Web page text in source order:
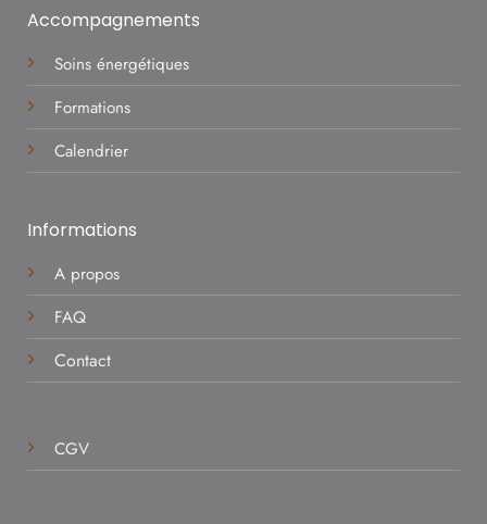
Accompagnements
Soins énergétiques
Formations
Calendrier
Informations
A propos
FAQ
Contact
CGV